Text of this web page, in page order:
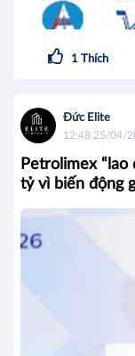
1 Thích
Đức Elite
12:48 25/04/
Petrolimex
tỷ vì biến động